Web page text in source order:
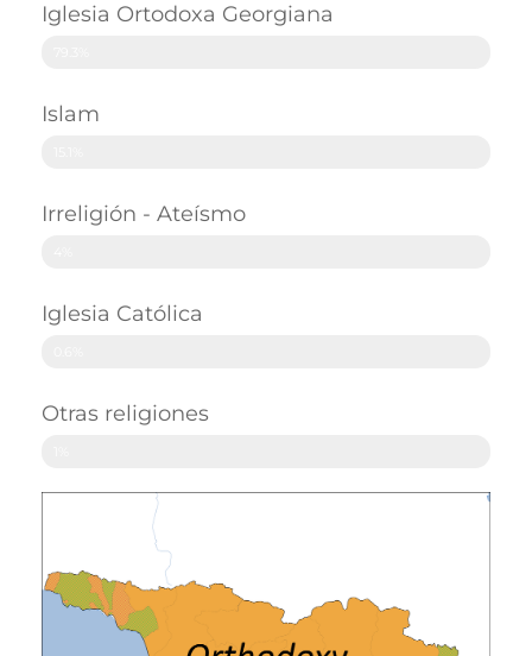
Iglesia Ortodoxa Georgiana
Islam
Irreligión - Ateísmo
Iglesia Católica
Otras religiones